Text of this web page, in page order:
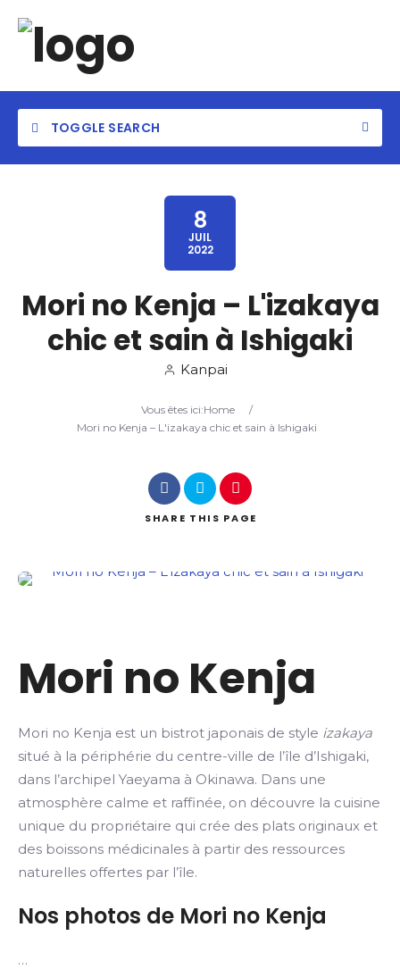
TOGGLE SEARCH
Location
8
JUIL
2022
Mori no Kenja – L'izakaya
chic et sain à Ishigaki
Kanpai
Vous êtes ici:Home
/
Mori no Kenja – L'izakaya chic et sain à Ishigaki
SHARE THIS PAGE
Mori no Kenja
Mori no Kenja est un bistrot japonais de style izakaya
situé à la périphérie du centre-ville de l’île d’Ishigaki,
dans l’archipel Yaeyama à Okinawa. Dans une
atmosphère calme et raffinée, on découvre la cuisine
unique du propriétaire qui crée des plats originaux et
des boissons médicinales à partir des ressources
naturelles offertes par l’île.
Nos photos de Mori no Kenja
…